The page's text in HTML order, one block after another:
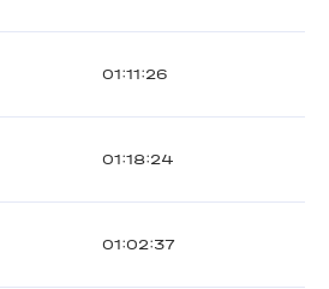
01:11:26
01:18:24
01:02:37